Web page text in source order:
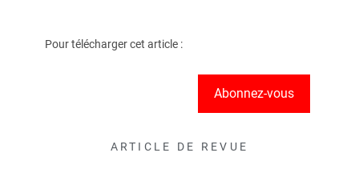
Pour télécharger cet article :
Abonnez-vous
ARTICLE DE REVUE